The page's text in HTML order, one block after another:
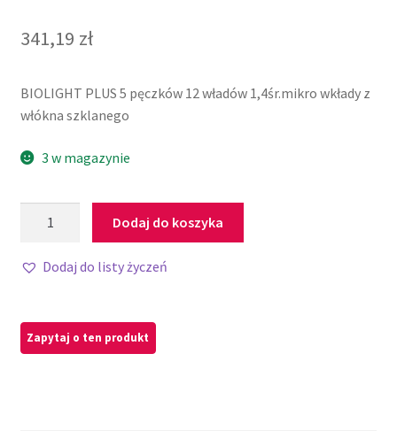
341,19 zł
BIOLIGHT PLUS 5 pęczków 12 władów 1,4śr.mikro wkłady z
włókna szklanego
3 w magazynie
Dodaj do koszyka
Dodaj do listy życzeń